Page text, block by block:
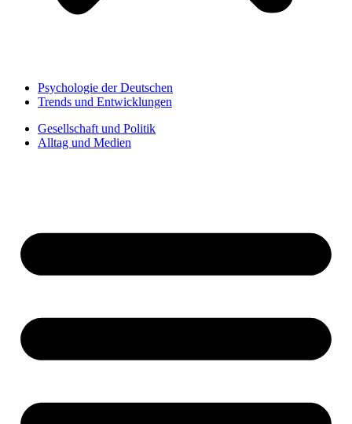
Psychologie der Deutschen
Trends und Entwicklungen
Gesellschaft und Politik
Alltag und Medien